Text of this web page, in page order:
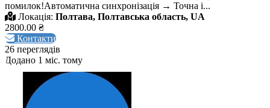
помилок!Автоматична синхронізація → Точна і...
Локація: Полтава, Полтавська область, UA
2800.00 ₴
Контакти
26 переглядів
Додано 1 міс. тому